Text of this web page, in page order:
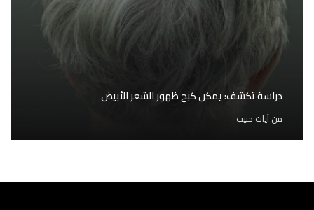
دراسة تكشف: يمكن كبح ظهور الشعر الأبيض
منآيات حبيب